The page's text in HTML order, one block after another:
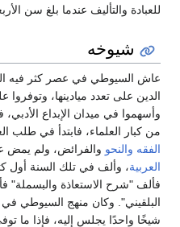
للعبادة والتأليف عندما بلغ سن
شيوخه
عاش السيوطي في عصر كثر فيه
الدين على تعدد ميادينها،
وأسهموا في ميدان الإبداع الأدبي،
من كبار العلماء، فابتدأ في طلب العلم سنة 864 هـ،
الفقه والنحو والفرائض، ولم يمض
العربية، وألف في تلك السنة أول
فألف "شرح الاستعاذة والبسملة"
البلقيني". وكان منهج السيوطي في
شيخًا واحدًا يجلس إليه، فإذا ما